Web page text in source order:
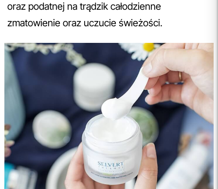
oraz podatnej na trądzik całodzienne
zmatowienie oraz uczucie świeżości.